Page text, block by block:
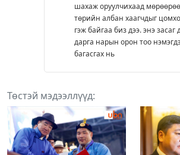
шахаж оруулчихаад
төрийн албан хаагчдыг
гэж байгаа биз дээ. энэ
дарга нарын орон тоо
багасгах нь
Төстэй мэдээллүүд: